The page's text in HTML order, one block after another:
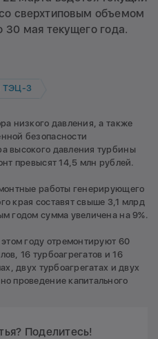
сверхтиповым объемом
мая текущего года.
ТЭЦ-3
низкого давления, а также
безопасности
высокого давления турбины
превысят 14,5 млн рублей.
работы генерирующего
края составят свыше 3,1 млрд
годом сумма увеличена на 9%.
году отремонтируют 60
16 турбоагрегатов и 16
двух турбоагрегатах и двух
проведение капитального
Поделитесь!